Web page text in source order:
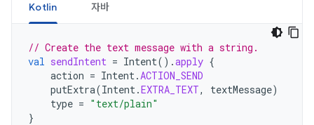
Kotlin 자바
// Create the text message with a string.
val sendIntent = Intent().apply {
action = Intent.ACTION_SEND
putExtra(Intent.EXTRA_TEXT, textMessage)
type = "text/plain"
}